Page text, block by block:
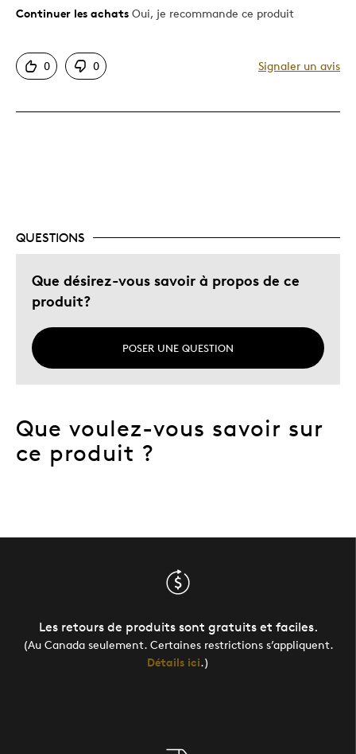
Le pour
Décrivez-vous
Continuer les achats Oui, je recommande ce produit
0 0 Signaler un avis
QUESTIONS
Que désirez-vous savoir à propos de ce
produit?
POSER UNE QUESTION
Que voulez-vous savoir sur
ce produit ?
Les retours de produits sont gratuits et faciles.
(Au Canada seulement. Certaines restrictions s’appliquent.
Détails ici.)